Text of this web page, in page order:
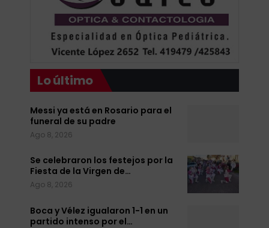
Lo último
Messi ya está en Rosario para el
funeral de su padre
Ago 8, 2026
Se celebraron los festejos por la
Fiesta de la Virgen de…
Ago 8, 2026
Boca y Vélez igualaron 1-1 en un
partido intenso por el…